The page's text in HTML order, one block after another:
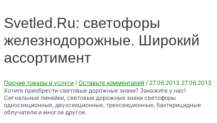
Svetled.Ru: светофоры
железнодорожные. Широкий
ассортимент
Прочие товары и услуги / Оставьте комментарий / 27.06.2013 27.06.2013
Хотите приобрести световые дорожные знаки? Закажите у нас!
Сигнальные линейки, световые дорожные знаки светофоры
односекционные, двухсекционные, трехсекционные, бактерицидные
облучатели и многое другое.